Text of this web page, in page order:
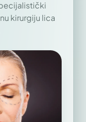
kirurgiju lica